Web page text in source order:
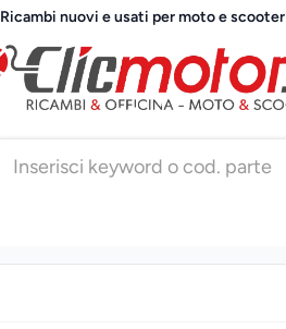
Ricambi nuovi e usati per moto e scooter